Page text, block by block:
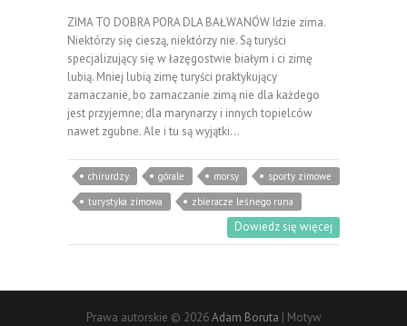
ZIMA TO DOBRA PORA DLA BAŁWANÓW Idzie zima.
Niektórzy się cieszą, niektórzy nie. Są turyści
specjalizujący się w łazęgostwie białym i ci zimę
lubią. Mniej lubią zimę turyści praktykujący
zamaczanie, bo zamaczanie zimą nie dla każdego
jest przyjemne; dla marynarzy i innych topielców
nawet zgubne. Ale i tu są wyjątki…
chirurdzy górale morsy
sporty zimowe
turystyka zimowa
zbieracze leśnego runa
Dowiedz się więcej
Prawa autorskie © 2026Adam Boruta | Motyw